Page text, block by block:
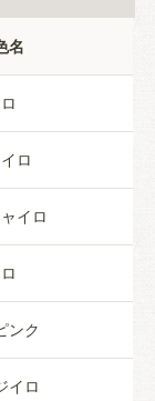
名
ロ
イロ
ンク
イロ